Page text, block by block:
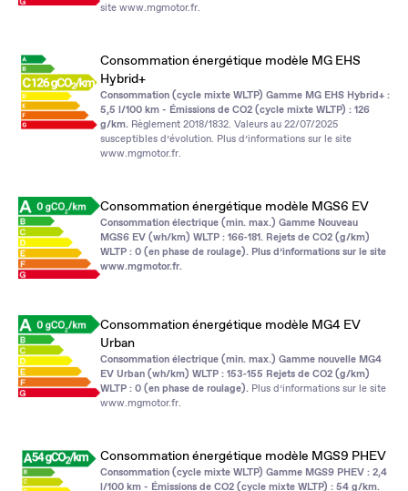
site www.mgmotor.fr.
Consommation énergétique modèle MG EHS
Hybrid+
Consommation (cycle mixte WLTP) Gamme MG EHS Hybrid+ :
5,5 l/100 km - Émissions de CO2 (cycle mixte WLTP) : 126
g/km. Règlement 2018/1832. Valeurs au 22/07/2025
susceptibles d’évolution. Plus d’informations sur le site
www.mgmotor.fr.
Consommation énergétique modèle MGS6 EV
Consommation électrique (min. max.) Gamme Nouveau
MGS6 EV (wh/km) WLTP : 166‑181. Rejets de CO2 (g/km)
WLTP : 0 (en phase de roulage). Plus d’informations sur le site
www.mgmotor.fr.
Consommation énergétique modèle MG4 EV
Urban
Consommation électrique (min. max.) Gamme nouvelle MG4
EV Urban (wh/km) WLTP : 153‑155 Rejets de CO2 (g/km)
WLTP : 0 (en phase de roulage). Plus d’informations sur le site
www.mgmotor.fr.
Consommation énergétique modèle MGS9 PHEV
Consommation (cycle mixte WLTP) Gamme MGS9 PHEV : 2,4
l/100 km - Émissions de CO2 (cycle mixte WLTP) : 54 g/km.